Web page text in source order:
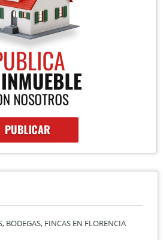
BODEGAS, FINCAS EN FLORENCIA